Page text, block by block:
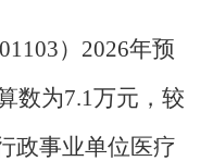
） 2026年预
数为7.1万元， 较
政事业单位医疗